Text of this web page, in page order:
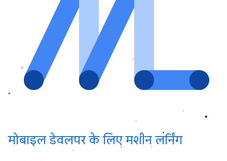
मोबाइल डेवलपर के लिए मशीन लर्निंग